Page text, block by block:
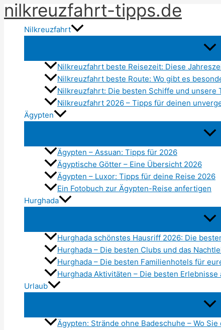
Zum
Inhalt
springen
nilkreuzfahrt-tipps.de
Nilkreuzfahrt
Nilkreuzfahrt beste Reisezeit: Diese
Nilkreuzfahrt beste Route: Wo gibt es
Nilkreuzfahrt: Die besten Schiffe und
Nilkreuzfahrt 2026 – Tipps für deinen
Ägypten
Ägypten – Assuan: Tipps für 2026
Ägyptische Götter – Eine Übersicht 2026
Ägypten – Luxor: Tipps für deine Reise 2026
Ein Fotobuch zur Ägypten-Reise anfertigen
Hurghada
Hurghada schönstes Hausriff 2026: Die
Hurghada – Die besten Clubs und das
Hurghada – Die besten Familienhotels für
Hurghada Aktivitäten – Die besten Erlebnisse
Urlaub
Ägypten: Strände ohne Badeschuhe – Wo